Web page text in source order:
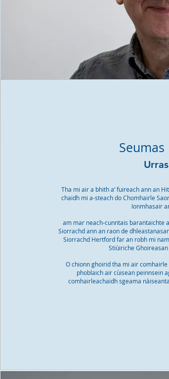
Tha mi air a bhith a’ fuireach ann an
chaidh mi a-steach do Chomhairle
Ionmhasair
am mar neach-cunntais barantaichte
Siorrachd ann an raon de
Siorrachd Hertford far an robh mi
Stiùiriche
O chionn ghoirid tha mi air
phoblaich air cùisean peinnsein
comhairleachaidh sgeama